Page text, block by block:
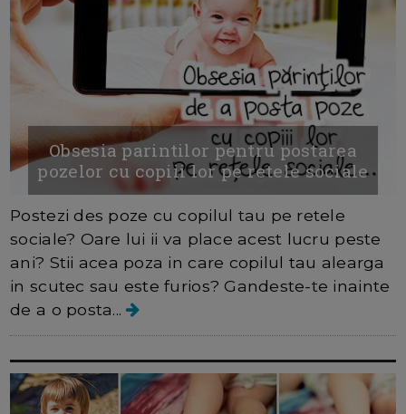
Obsesia parintilor pentru postarea
pozelor cu copiii lor pe retele sociale
Postezi des poze cu copilul tau pe retele
sociale? Oare lui ii va place acest lucru peste
ani? Stii acea poza in care copilul tau alearga
in scutec sau este furios? Gandeste-te inainte
de a o posta...